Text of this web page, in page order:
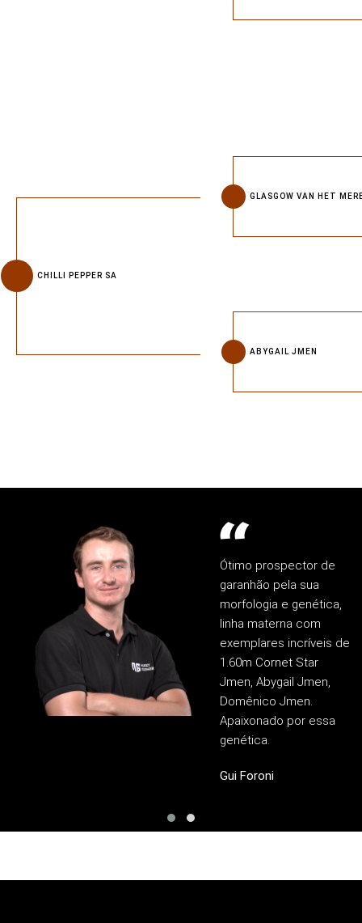
CHILLI PEPPER SA
GLASGOW VAN HET
ABYGAIL JMEN
Ótimo prospector de
garanhão pela sua
morfologia e genética,
linha materna com
exemplares incríveis de
1.60m Cornet Star
Jmen, Abygail Jmen,
Domênico Jmen.
Apaixonado por essa
genética.
Gui Foroni